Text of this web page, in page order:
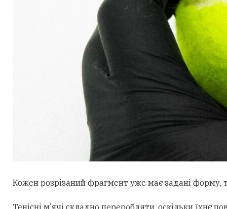
Кожен розрізаний фрагмент уже має задані форму,
Тенісні м’ячі складно переробляти, оскільки їхнє